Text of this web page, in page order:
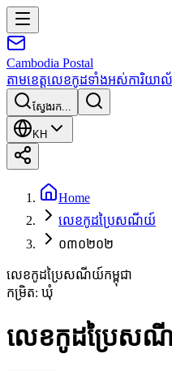
Cambodia Postal
តាមខេត្តលេខកូដទាំងអស់ការិយ
ស្វែងរក...
KH
Home
លេខកូដប្រៃសណីយ៍
០៣០២០២
លេខកូដប្រៃសណីយ៍កម្ពុជា
កម្រិត: ឃុំ
លេខកូដប្រៃ